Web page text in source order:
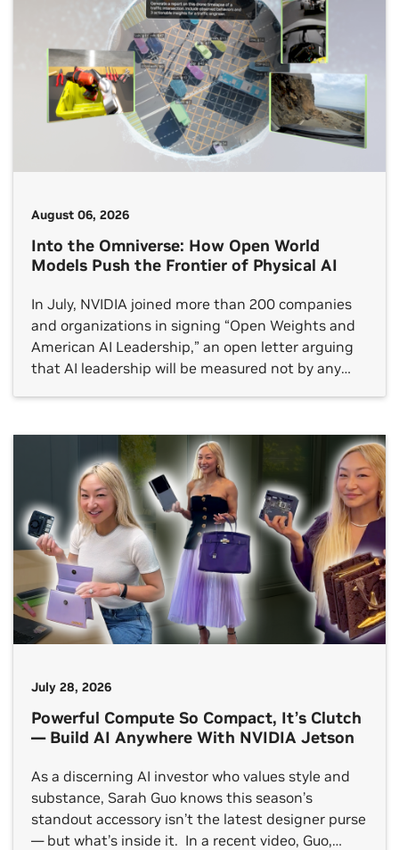
August 06, 2026
Into the Omniverse: How Open World
Models Push the Frontier of Physical AI
In July, NVIDIA joined more than 200 companies
and organizations in signing “Open Weights and
American AI Leadership,” an open letter arguing
that AI leadership will be measured not by any
July 28, 2026
Powerful Compute So Compact, It’s Clutch
— Build AI Anywhere With NVIDIA Jetson
As a discerning AI investor who values style and
substance, Sarah Guo knows this season’s
standout accessory isn’t the latest designer purse
— but what’s inside it. In a recent video, Guo,